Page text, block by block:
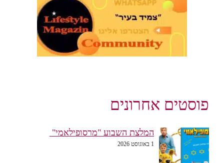
פוסטים אחרונים
המלצת השבוע "מרסופילאמי"
1 באוגוסט 2026